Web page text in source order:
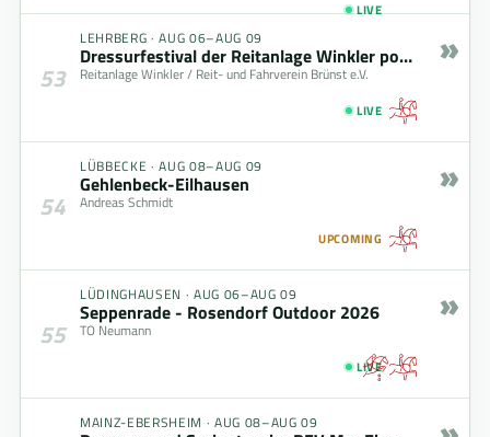
LIVE
53
LEHRBERG ·AUG 06–AUG 09
Dressurfestival der Reitanlage Winkler powered by zoells.de GmbH
Reitanlage Winkler / Reit- und Fahrverein Brünst e.V.
LIVE
»
54
LÜBBECKE ·AUG 08–AUG 09
Gehlenbeck-Eilhausen
Andreas Schmidt
UPCOMING
»
55
LÜDINGHAUSEN · AUG 06–AUG 09
Seppenrade - Rosendorf Outdoor 2026
TO Neumann
LIVE
»
MAINZ-EBERSHEIM · AUG 08–AUG 09